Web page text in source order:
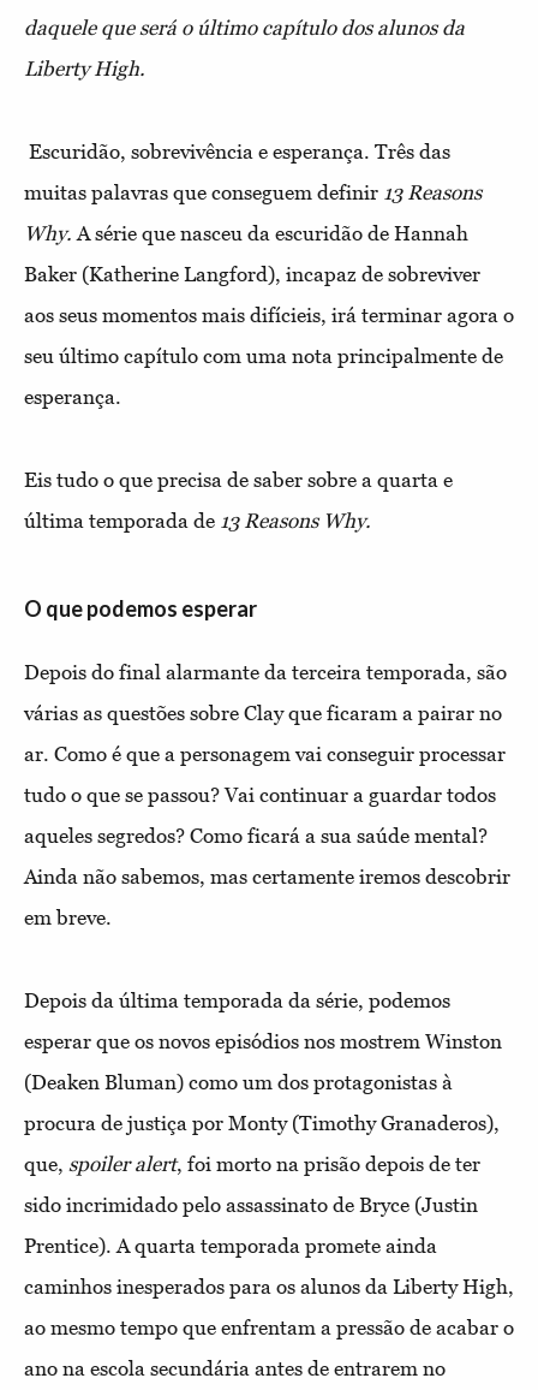
daquele que será o último capítulo dos alunos da
Liberty High.
Escuridão, sobrevivência e esperança. Três das
muitas palavras que conseguem definir 13 Reasons
Why.A série que nasceu da escuridão de Hannah
Baker (Katherine Langford), incapaz de sobreviver
aos seus momentos mais difícieis, irá terminar agora o
seu último capítulo com uma nota principalmente de
esperança.
Eis tudo o que precisa de saber sobre a quarta e
última temporada de 13 Reasons Why.
O que podemos esperar
Depois do final alarmante da terceira temporada, são
várias as questões sobre Clay que ficaram a pairar no
ar. Como é que a personagem vai conseguir processar
tudo o que se passou? Vai continuar a guardar todos
aqueles segredos? Como ficará a sua saúde mental?
Ainda não sabemos, mas certamente iremos descobrir
em breve.
Depois da última temporada da série, podemos
esperar que os novos episódios nos mostrem Winston
(Deaken Bluman) como um dos protagonistas à
procura de justiça por Monty (Timothy Granaderos),
que, spoiler alert, foi morto na prisão depois de ter
sido incrimidado pelo assassinato de Bryce (Justin
Prentice). A quarta temporada promete ainda
caminhos inesperados para os alunos da Liberty High,
ao mesmo tempo que enfrentam a pressão de acabar o
ano na escola secundária antes de entrarem no